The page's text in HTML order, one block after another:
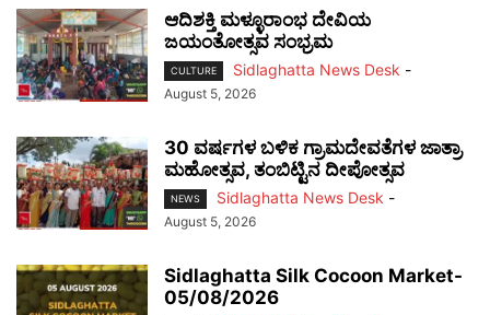
ಆದಿಶಕ್ತಿ ಮಳ್ಳೂರಾಂಭ ದೇವಿಯ
ಜಯಂತೋತ್ಸವ ಸಂಭ್ರಮ
CULTURE Sidlaghatta News Desk -
August 5, 2026
30 ವರ್ಷಗಳ ಬಳಿಕ ಗ್ರಾಮದೇವತೆಗಳ ಜಾತ್ರಾ
ಮಹೋತ್ಸವ, ತಂಬಿಟ್ಟಿನ ದೀಪೋತ್ಸವ
NEWS Sidlaghatta News Desk -
August 5, 2026
Sidlaghatta Silk Cocoon Market-
05/08/2026